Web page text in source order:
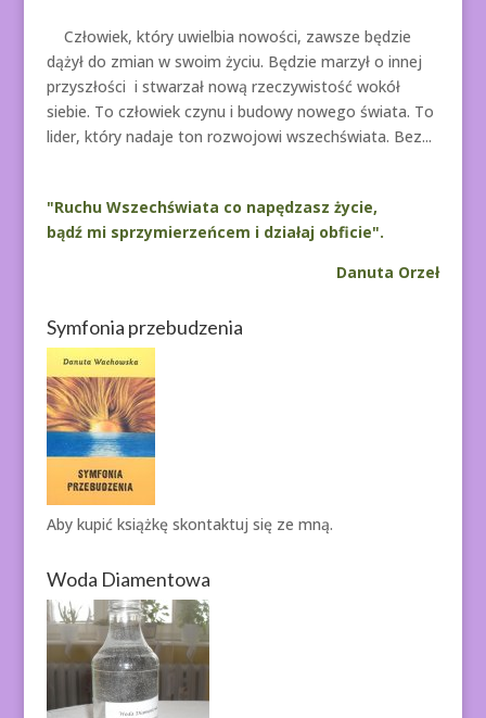
Człowiek, który uwielbia nowości, zawsze będzie
dążył do zmian w swoim życiu. Będzie marzył o innej
przyszłości i stwarzał nową rzeczywistość wokół
siebie. To człowiek czynu i budowy nowego świata. To
lider, który nadaje ton rozwojowi wszechświata. Bez...
"Ruchu Wszechświata co napędzasz życie,
bądź mi sprzymierzeńcem i działaj obficie".
Danuta Orzeł
Symfonia przebudzenia
Aby kupić książkę skontaktuj się ze mną.
Woda Diamentowa